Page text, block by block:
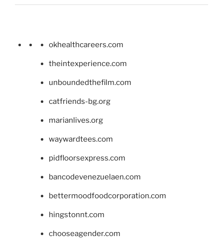
okhealthcareers.com
theintexperience.com
unboundedthefilm.com
catfriends-bg.org
marianlives.org
waywardtees.com
pidfloorsexpress.com
bancodevenezuelaen.com
bettermoodfoodcorporation.com
hingstonnt.com
chooseagender.com